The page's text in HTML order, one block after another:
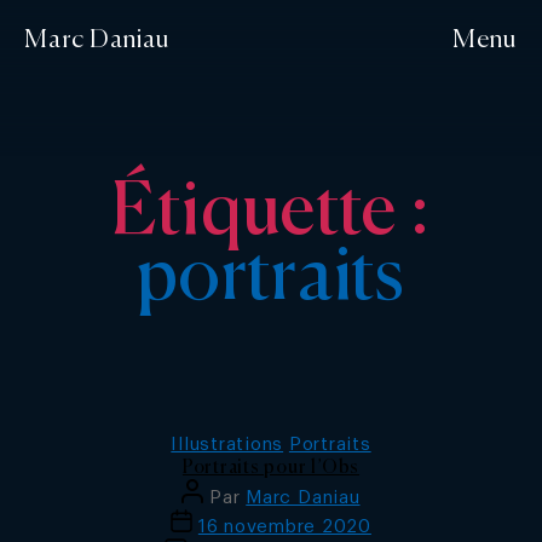
Marc Daniau Menu
Étiquette :
portraits
Catégories
Illustrations
Portraits
Portraits pour l’Obs
Auteur
de
l’article
Par Marc Daniau
Date16 novembre 2020